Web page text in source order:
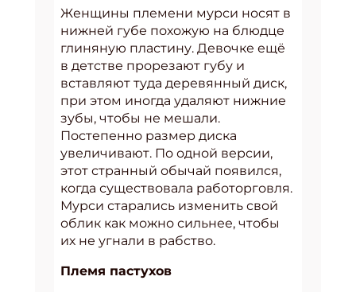
Женщины племени мурси носят в
нижней губе похожую на блюдце
глиняную пластину. Девочке ещё
в детстве прорезают губу и
вставляют туда деревянный диск,
при этом иногда удаляют нижние
зубы, чтобы не мешали.
Постепенно размер диска
увеличивают. По одной версии,
этот странный обычай появился,
когда существовала работорговля.
Мурси старались изменить свой
облик как можно сильнее, чтобы
их не угнали в рабство.
Племя пастухов